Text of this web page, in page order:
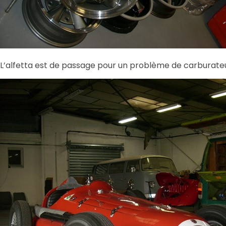
L’alfetta est de passage pour un problème de